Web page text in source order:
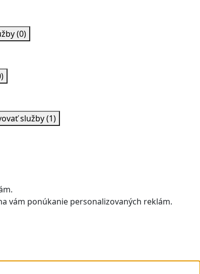
(0)
služby(1)
vám ponúkanie personalizovaných reklám.